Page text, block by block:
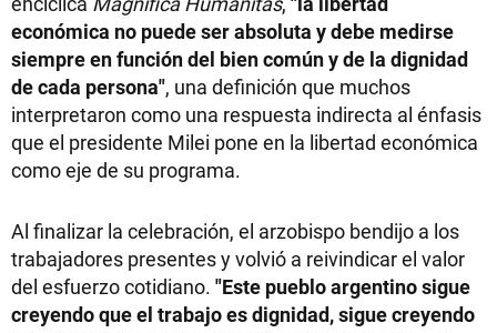
económica no puede ser absoluta y debe medirse
siempre en función del bien común y de la dignidad
de cada persona", una definición que muchos
interpretaron como una respuesta indirecta al énfasis
que el presidente Milei pone en la libertad económica
como eje de su programa.
Al finalizar la celebración, el arzobispo bendijo a los
trabajadores presentes y volvió a reivindicar el valor
del esfuerzo cotidiano. "Este pueblo argentino sigue
creyendo que el trabajo es dignidad, sigue creyendo